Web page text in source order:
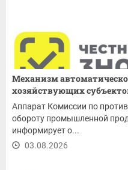
Механизм
хозяйствующих
Аппарат Комиссии по
обороту промышленной
информирует о...
03.08.2026